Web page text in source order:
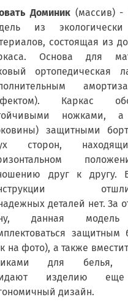
Доминик(массив) -
из
состоящая из
Основа для
ортопедическая
Каркас
ножками,
защитными
сторон,
друг к другу.
деталей нет. За
данная
защитным
на фото), а также
для белья,
изделию
дизайн.